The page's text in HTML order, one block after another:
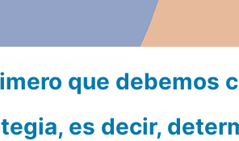
que debemos
es decir,